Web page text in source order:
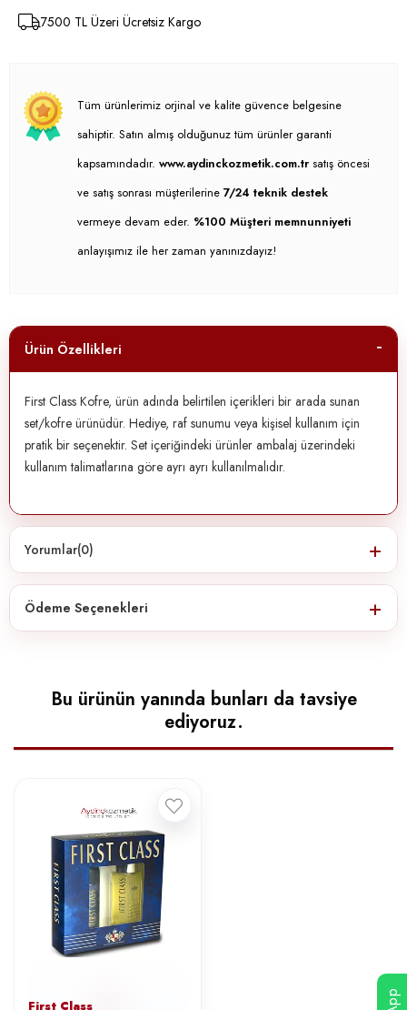
7500 TL Üzeri Ücretsiz Kargo
Tüm ürünlerimiz orjinal ve kalite güvence belgesine
sahiptir. Satın almış olduğunuz tüm ürünler garanti
kapsamındadır. www.aydinckozmetik.com.tr satış öncesi
ve satış sonrası müşterilerine 7/24 teknik destek
vermeye devam eder. %100 Müşteri memnunniyeti
anlayışımız ile her zaman yanınızdayız!
Ürün Özellikleri
First Class Kofre, ürün adında belirtilen içerikleri bir arada sunan
set/kofre ürünüdür. Hediye, raf sunumu veya kişisel kullanım için
pratik bir seçenektir. Set içeriğindeki ürünler ambalaj üzerindeki
kullanım talimatlarına göre ayrı ayrı kullanılmalıdır.
Yorumlar(0)
Ödeme Seçenekleri
Bu ürünün yanında bunları da tavsiye
ediyoruz.
First Class